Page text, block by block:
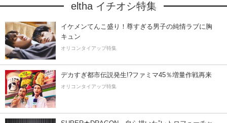
eltha イチオシ特集
イケメンてんこ盛り！尊すぎる男子の純情ラブに胸
キュン
オリコンタイアップ特集
デカすぎ都市伝説発生!?ファミマ45％増量作戦再来
オリコンタイアップ特集